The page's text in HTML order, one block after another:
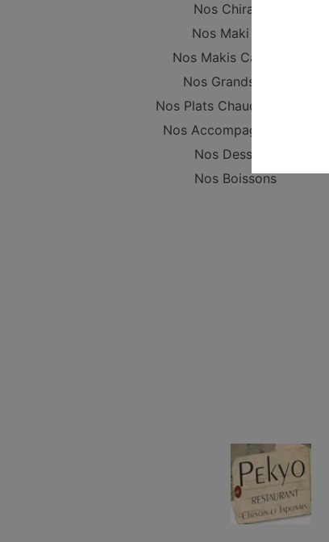
Nos Chirashis
Nos Maki Nori
Nos Makis California
Nos Grands Maki
Nos Plats Chaud Japonais
Nos Accompagnements
Nos Desserts
Nos Boissons